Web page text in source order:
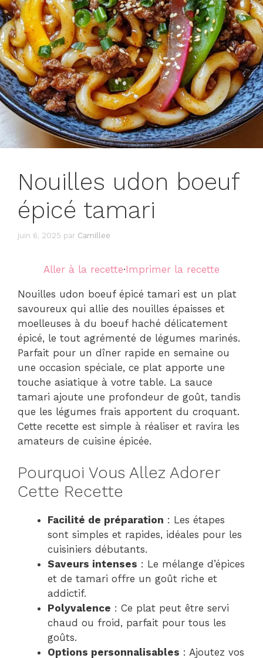
Nouilles udon boeuf
épicé tamari
juin 6, 2025 par Camillee
Aller à la recette·Imprimer la recette
Nouilles udon boeuf épicé tamari est un plat
savoureux qui allie des nouilles épaisses et
moelleuses à du boeuf haché délicatement
épicé, le tout agrémenté de légumes marinés.
Parfait pour un dîner rapide en semaine ou
une occasion spéciale, ce plat apporte une
touche asiatique à votre table. La sauce
tamari ajoute une profondeur de goût, tandis
que les légumes frais apportent du croquant.
Cette recette est simple à réaliser et ravira les
amateurs de cuisine épicée.
Pourquoi Vous Allez Adorer
Cette Recette
Facilité de préparation : Les étapes
sont simples et rapides, idéales pour les
cuisiniers débutants.
Saveurs intenses : Le mélange d’épices
et de tamari offre un goût riche et
addictif.
Polyvalence : Ce plat peut être servi
chaud ou froid, parfait pour tous les
goûts.
Options personnalisables : Ajoutez vos